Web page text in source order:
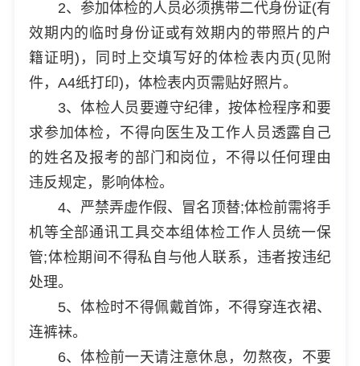
2、参加体检的人员必须携带二代身份证(有
效期内的临时身份证或有效期内的带照片的户
籍证明)，同时上交填写好的体检表内页(见附
件，A4纸打印)，体检表内页需贴好照片。
3、体检人员要遵守纪律，按体检程序和要
求参加体检，不得向医生及工作人员透露自己
的姓名及报考的部门和岗位，不得以任何理由
违反规定，影响体检。
4、严禁弄虚作假、冒名顶替;体检前需将手
机等全部通讯工具交本组体检工作人员统一保
管;体检期间不得私自与他人联系，违者按违纪
处理。
5、体检时不得佩戴首饰，不得穿连衣裙、
连裤袜。
6、体检前一天请注意休息，勿熬夜，不要